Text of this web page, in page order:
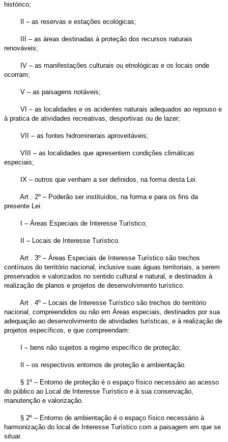
histórico;
Il – as reservas e estações ecológicas;
III – as áreas destinadas à proteção dos recursos naturais
renováveis;
IV – as manifestações culturais ou etnológicas e os locais onde
ocorram;
V – as paisagens notáveis;
VI – as localidades e os acidentes naturais adequados ao repouso e
à pratica de atividades recreativas, desportivas ou de lazer;
VII – as fontes hidrominerais aproveitáveis;
VIII – as localidades que apresentem condições climáticas
especiais;
IX – outros que venham a ser definidos, na forma desta Lei.
Art . 2º – Poderão ser instituídos, na forma e para os fins da
presente Lei:
I – Áreas Especiais de Interesse Turístico;
II – Locais de Interesse Turístico.
Art . 3º – Áreas Especiais de Interesse Turístico são trechos
contínuos do território nacional, inclusive suas águas territoriais, a serem
preservados e valorizados no sentido cultural e natural, e destinados à
realização de planos e projetos de desenvolvimento turístico.
Art . 4º – Locais de Interesse Turístico são trechos do território
nacional, compreendidos ou não em Áreas especiais, destinados por sua
adequação ao desenvolvimento de atividades turísticas, e à realização de
projetos específicos, e que compreendam:
I – bens não sujeitos a regime específico de proteção;
Il – os respectivos entornos de proteção e ambientação.
§ 1º – Entorno de proteção é o espaço físico necessário ao acesso
do público ao Local de Interesse Turístico e à sua conservação,
manutenção e valorização.
§ 2º – Entorno de ambientação é o espaço físico necessário à
harmonização do local de Interesse Turístico com a paisagem em que se
situar.